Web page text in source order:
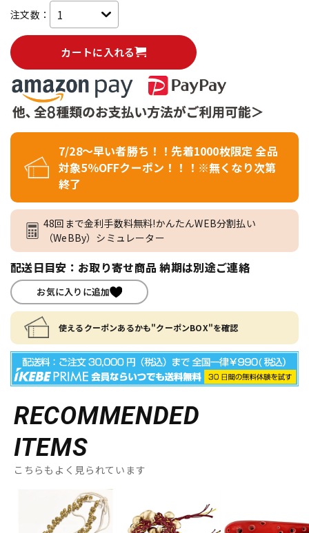
注文数：
カートに入れる
7/28～早い者勝ち！！先着1000枚限定 全品
対象5％OFFクーポン！！！※無くなり次第
終了
48回まで金利手数料無料!かんたんWEB分割払い
（WeBBy）シミュレーター
配送日目安：お取り寄せ商品 納期は別途ご連絡
お気に入りに追加
使えるクーポンあるかも"クーポンBOX"を確認
RECOMMENDED
ITEMS
こちらもよく見られています